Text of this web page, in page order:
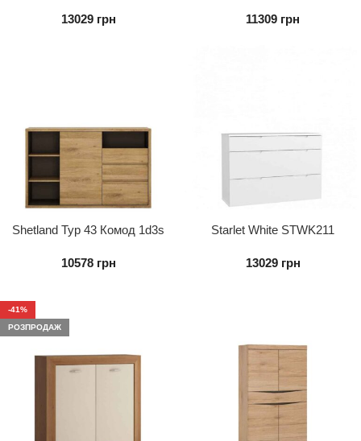
13029 грн 11309 грн
Shetland Typ 43 Комод 1d3s
10578 грн
Starlet White STWK211
13029 грн
-41%
РОЗПРОДАЖ